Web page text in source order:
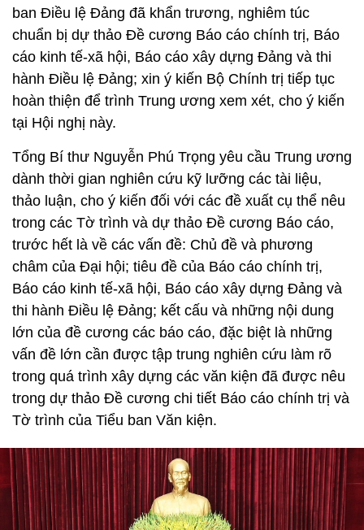
ban Điều lệ Đảng đã khẩn trương, nghiêm túc
chuẩn bị dự thảo Đề cương Báo cáo chính trị, Báo
cáo kinh tế-xã hội, Báo cáo xây dựng Đảng và thi
hành Điều lệ Đảng; xin ý kiến Bộ Chính trị tiếp tục
hoàn thiện để trình Trung ương xem xét, cho ý kiến
tại Hội nghị này.
Tổng Bí thư Nguyễn Phú Trọng yêu cầu Trung ương
dành thời gian nghiên cứu kỹ lưỡng các tài liệu,
thảo luận, cho ý kiến đối với các đề xuất cụ thể nêu
trong các Tờ trình và dự thảo Đề cương Báo cáo,
trước hết là về các vấn đề: Chủ đề và phương
châm của Đại hội; tiêu đề của Báo cáo chính trị,
Báo cáo kinh tế-xã hội, Báo cáo xây dựng Đảng và
thi hành Điều lệ Đảng; kết cấu và những nội dung
lớn của đề cương các báo cáo, đặc biệt là những
vấn đề lớn cần được tập trung nghiên cứu làm rõ
trong quá trình xây dựng các văn kiện đã được nêu
trong dự thảo Đề cương chi tiết Báo cáo chính trị và
Tờ trình của Tiểu ban Văn kiện.